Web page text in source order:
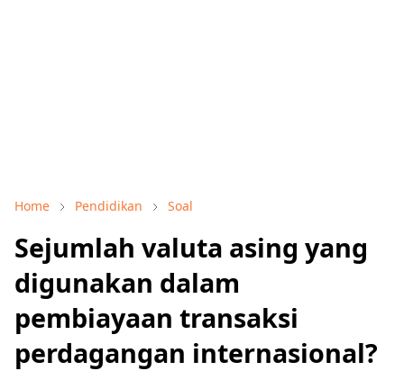
Home Pendidikan Soal
Sejumlah valuta asing yang
digunakan dalam
pembiayaan transaksi
perdagangan internasional?